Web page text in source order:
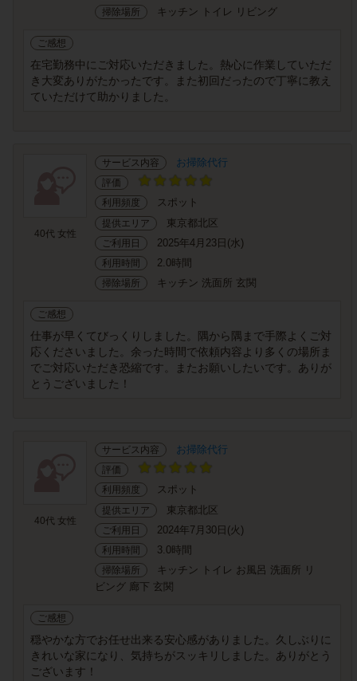
掃除場所 キッチン トイレ リビング
ご感想
在宅勤務中にご対応いただきました。熱心に作業していただ
き大変ありがたかったです。また初回だったので丁寧に教え
ていただけて助かりました。
40代 女性
サービス内容 お掃除代行
評価
利用頻度
スポット
提供エリア 東京都北区
ご利用日 2025年4月23日(水)
利用時間 2.0時間
掃除場所 キッチン 洗面所 玄関
ご感想
仕事が早くてびっくりしました。隅から隅まで手際よくご対
応くださいました。余った時間で依頼内容より多くの場所ま
でご対応いただき恐縮です。またお願いしたいです。ありが
とうございました！
40代 女性
サービス内容 お掃除代行
評価
利用頻度
スポット
提供エリア 東京都北区
ご利用日 2024年7月30日(火)
利用時間 3.0時間
掃除場所
キッチン トイレ お風呂 洗面所 リ
ビング 廊下 玄関
ご感想
穏やかな方でお任せ出来る安心感がありました。久しぶりに
きれいな家になり、気持ちがスッキリしました。ありがとう
ございます！